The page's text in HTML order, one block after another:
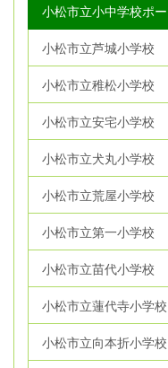
小松市立小中学校ポ
小松市立芦城小学校
小松市立稚松小学校
小松市立安宅小学校
小松市立犬丸小学校
小松市立荒屋小学校
小松市立第一小学校
小松市立苗代小学校
小松市立蓮代寺小学校
小松市立向本折小学校